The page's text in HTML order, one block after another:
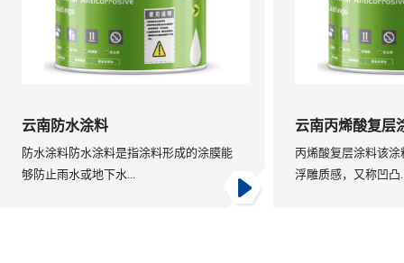
云南防水涂料
防水涂料防水涂料是指涂料形成的涂膜能
够防止雨水或地下水...
云南丙烯酸复层
丙烯酸复层涂料该
浮雕质感，又称凹凸